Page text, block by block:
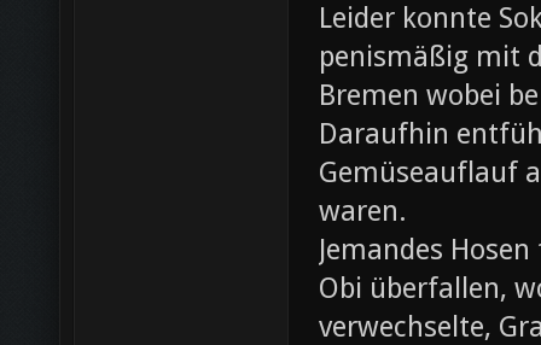
Leider konnte
penismäßig mit
Bremen wobei
Daraufhin
Gemüseauflauf
waren.
Jemandes
Obi überfallen,
verwechselte,